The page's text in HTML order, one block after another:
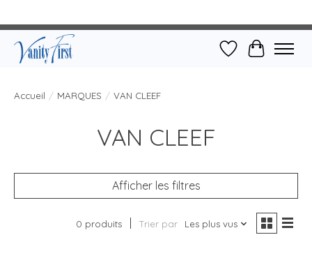
Liste dePanier
Accueil / MARQUES / VAN CLEEF
VAN CLEEF
Afficher les filtres
0 produits Trier par Les plus vus